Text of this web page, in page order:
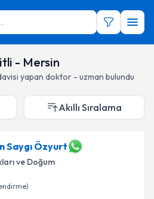
- Mersin
yapan doktor - uzman bulundu
Akıllı Sıralama
Saygı Özyurt
ve Doğum